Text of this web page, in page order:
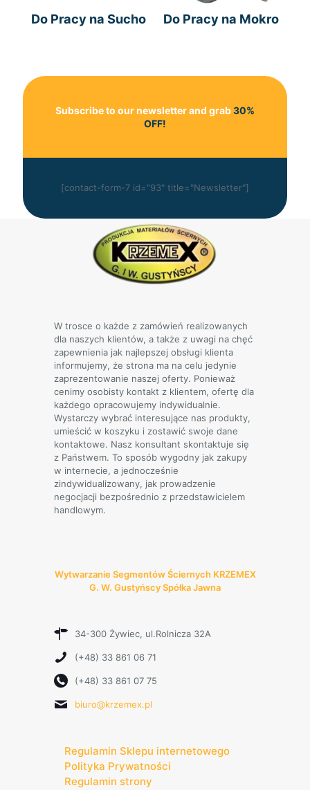
Do Pracy na Sucho Do Pracy na Mokro
Subscribe to our newsletter and grab30%
OFF!
[contact-form-7 id="93" title="Newsletter"]
W trosce o każde z zamówień realizowanych
dla naszych klientów, a także z uwagi na chęć
zapewnienia jak najlepszej obsługi klienta
informujemy, że strona ma na celu jedynie
zaprezentowanie naszej oferty. Ponieważ
cenimy osobisty kontakt z klientem, ofertę dla
każdego opracowujemy indywidualnie.
Wystarczy wybrać interesujące nas produkty,
umieścić w koszyku i zostawić swoje dane
kontaktowe. Nasz konsultant skontaktuje się
z Państwem. To sposób wygodny jak zakupy
w internecie, a jednocześnie
zindywidualizowany, jak prowadzenie
negocjacji bezpośrednio z przedstawicielem
handlowym.
Wytwarzanie Segmentów Ściernych KRZEMEX
G. W. Gustyńscy Spółka Jawna
34-300 Żywiec, ul.Rolnicza 32A
(+48) 33 861 06 71
(+48) 33 861 07 75
biuro@krzemex.pl
Regulamin Sklepu internetowego
Polityka Prywatności
Regulamin strony